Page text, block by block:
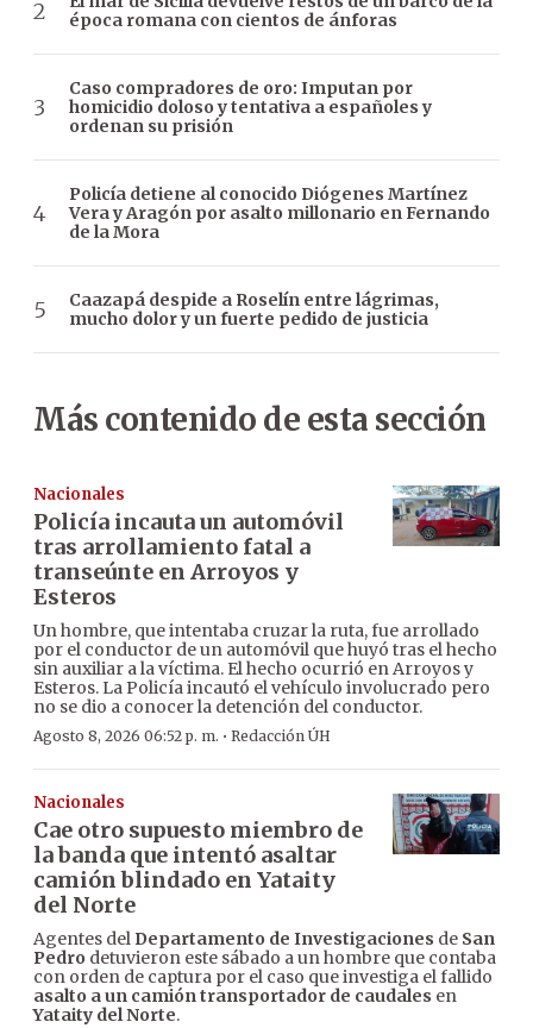
época romana con cientos de ánforas
Caso compradores de oro: Imputan por
homicidio doloso y tentativa a españoles y
ordenan su prisión
Policía detiene al conocido Diógenes Martínez
Vera y Aragón por asalto millonario en Fernando
de la Mora
Caazapá despide a Roselín entre lágrimas,
mucho dolor y un fuerte pedido de justicia
Más contenido de esta sección
Nacionales
Policía incauta un automóvil
tras arrollamiento fatal a
transeúnte en Arroyos y
Esteros
Un hombre, que intentaba cruzar la ruta, fue arrollado
por el conductor de un automóvil que huyó tras el hecho
sin auxiliar a la víctima. El hecho ocurrió en Arroyos y
Esteros. La Policía incautó el vehículo involucrado pero
no se dio a conocer la detención del conductor.
Agosto 8, 2026 06:52 p. m. · Redacción ÚH
Nacionales
Cae otro supuesto miembro de
la banda que intentó asaltar
camión blindado en Yataity
del Norte
Agentes del Departamento de Investigaciones de San
Pedro detuvieron este sábado a un hombre que contaba
con orden de captura por el caso que investiga el fallido
asalto a un camión transportador de caudales en
Yataity del Norte.